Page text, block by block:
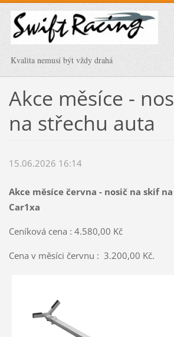
Kvalita nemusí být vždy drahá
Akce měsíce -
na střechu auta
15.06.2026 16:14
Akce měsíce června - nosič na skif
Car1xa
Ceníková cena : 4.580,00 Kč
Cena v měsíci červnu : 3.200,00 Kč.